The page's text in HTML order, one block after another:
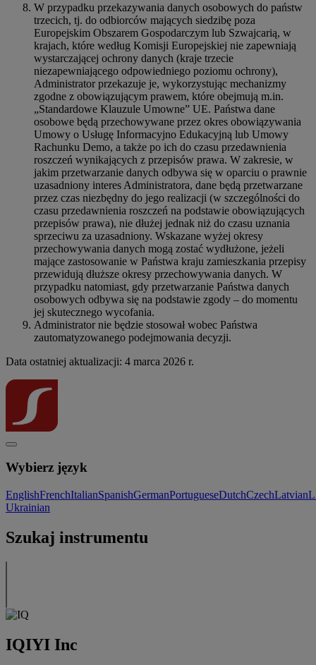
W przypadku przekazywania danych osobowych do państw
trzecich, tj. do odbiorców mających siedzibę poza
Europejskim Obszarem Gospodarczym lub Szwajcarią, w
krajach, które według Komisji Europejskiej nie zapewniają
wystarczającej ochrony danych (kraje trzecie
niezapewniającego odpowiedniego poziomu ochrony),
Administrator przekazuje je, wykorzystując mechanizmy
zgodne z obowiązującym prawem, które obejmują m.in.
„Standardowe Klauzule Umowne” UE. Państwa dane
osobowe będą przechowywane przez okres obowiązywania
Umowy o Usługę Informacyjno Edukacyjną lub Umowy
Rachunku Demo, a także po ich do czasu przedawnienia
roszczeń wynikających z przepisów prawa. W zakresie, w
jakim przetwarzanie danych odbywa się w oparciu o prawnie
uzasadniony interes Administratora, dane będą przetwarzane
przez czas niezbędny do jego realizacji (w szczególności do
czasu przedawnienia roszczeń na podstawie obowiązujących
przepisów prawa), nie dłużej jednak niż do czasu uznania
sprzeciwu za uzasadniony. Wskazane wyżej okresy
przechowywania danych mogą zostać wydłużone, jeżeli
mające zastosowanie w Państwa kraju zamieszkania przepisy
przewidują dłuższe okresy przechowywania danych. W
przypadku natomiast, gdy przetwarzanie Państwa danych
osobowych odbywa się na podstawie zgody – do momentu
jej skutecznego wycofania.
Administrator nie będzie stosował wobec Państwa
zautomatyzowanego podejmowania decyzji.
Data ostatniej aktualizacji: 4 marca 2026 r.
Wybierz język
EnglishFrenchItalianSpanishGermanPortugueseDutchCzechLatvian
Ukrainian
Szukaj instrumentu
IQIYI Inc